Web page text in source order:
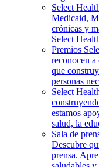
Select
Medicaid,
crónicas y
Select
Premios
reconocen
que
personas
Select
estamos
salud, la
Sala de
Descubre
prensa.